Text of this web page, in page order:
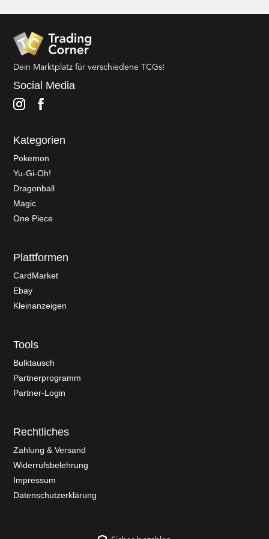
Dein Marktplatz für verschiedene TCGs!
Social Media
Kategorien
Pokemon
Yu-Gi-Oh!
Dragonball
Magic
One Piece
Plattformen
CardMarket
Ebay
Kleinanzeigen
Tools
Bulktausch
Partnerprogramm
Partner-Login
Rechtliches
Zahlung & Versand
Widerrufsbelehrung
Impressum
Datenschutzerklärung